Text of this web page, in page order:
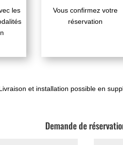
les
Vous confirmez votre
réservation
et installation possible en
Demande de